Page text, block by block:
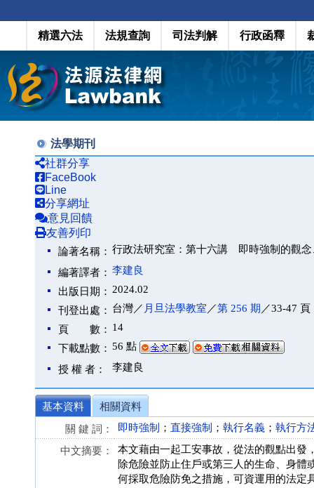
精選六法 法規查詢 司法判解 行政函釋
法學期刊
社群分享
FaceBook
Line
分享網址
意見回饋
友善列印
論著名稱： 行政法研究室：第十六講 即時強制的觀念
編著譯者： 李建良
出版日期： 2024.02
刊登出處： 台灣／ 月旦法學教室 ／第 256 期 ／33-47 頁
頁 數： 14
下載點數： 56 點
授 權 者： 李建良
基本資料
相關資料
關 鍵 詞：
即時強制 ； 直接強制 ； 執行名義 ； 執行方
中文摘要：
本文藉由一起工安事故，從法的觀點出發
除危險並防止住戶或第三人的生命、身
何採取危險防免之措施，可資運用的法定